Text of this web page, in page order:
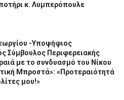
κ. Λυμπερόπουλε
-Υποψήφιος
Σύμβουλος Περιφερειακής
με το συνδυασμό του Νίκου
Μπροστά»: «Προτεραιότητά
μου!»